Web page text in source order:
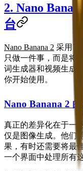
2. Nano
台
Nano Banana 2 采用了
只做一件事，而是将
词生成器和视频生成
你开始使用。
Nano Banana 2 的
真正的差异化在于一
仅是图像生成。他们
果，有时还需要将最
一个界面中处理所有